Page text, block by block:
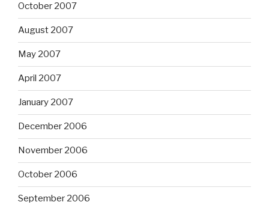
October 2007
August 2007
May 2007
April 2007
January 2007
December 2006
November 2006
October 2006
September 2006